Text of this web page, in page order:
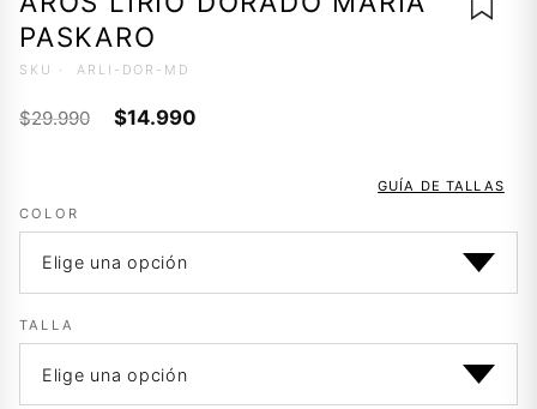
PASKARO
LISTA
SKU · ARLI-DOR-MD
$29.990
El
$29.990.
$14.990El
$14.990.
GUÍA DE TALLAS
COLOR
TALLA